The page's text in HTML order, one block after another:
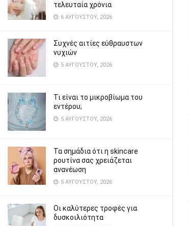
τελευταία χρόνια
6 ΑΥΓΟΎΣΤΟΥ, 2026
Συχνές αιτίες εύθραυστων
νυχιών
5 ΑΥΓΟΎΣΤΟΥ, 2026
Τι είναι το μικροβίωμα του
εντέρου;
5 ΑΥΓΟΎΣΤΟΥ, 2026
Τα σημάδια ότι η skincare
ρουτίνα σας χρειάζεται
ανανέωση
5 ΑΥΓΟΎΣΤΟΥ, 2026
Οι καλύτερες τροφές για
δυσκοιλιότητα